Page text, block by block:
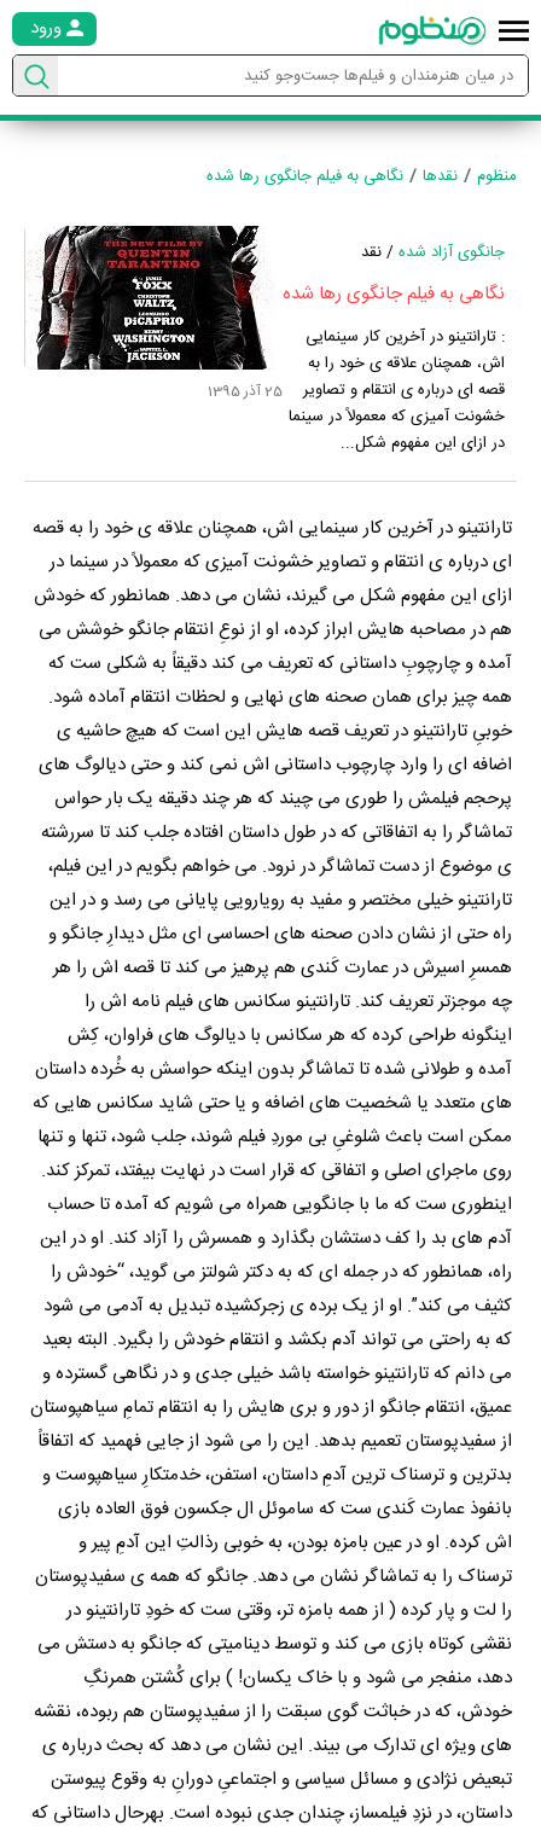
ورود
منظوم نقدها نگاهی به فیلم جانگوی رها شده
جانگوی آزاد شده/ نقد
نگاهی به فیلم جانگوی رها شده
: تارانتینو در آخرین کار سینمایی
اش، همچنان علاقه ی خود را به
قصه ای درباره ی انتقام و تصاویر
خشونت آمیزی که معمولاً در سینما
در ازای این مفهوم شکل...
25 آذر 1395
تارانتینو در آخرین کار سینمایی اش، همچنان علاقه ی خود را به قصه
ای درباره ی انتقام و تصاویر خشونت آمیزی که معمولاً در سینما در
ازای این مفهوم شکل می گیرند، نشان می دهد. همانطور که خودش
هم در مصاحبه هایش ابراز کرده، او از نوعِ انتقام جانگو خوشش می
آمده و چارچوبِ داستانی که تعریف می کند دقیقاً به شکلی ست که
همه چیز برای همان صحنه های نهایی و لحظات انتقام آماده شود.
خوبیِ تارانتینو در تعریف قصه هایش این است که هیچ حاشیه ی
اضافه ای را وارد چارچوب داستانی اش نمی کند و حتی دیالوگ های
پرحجم فیلمش را طوری می چیند که هر چند دقیقه یک بار حواس
تماشاگر را به اتفاقاتی که در طول داستان افتاده جلب کند تا سررشته
ی موضوع از دست تماشاگر در نرود. می خواهم بگویم در این فیلم،
تارانتینو خیلی مختصر و مفید به رویارویی پایانی می رسد و در این
راه حتی از نشان دادن صحنه های احساسی ای مثل دیدارِ جانگو و
همسرِ اسیرش در عمارت کَندی هم پرهیز می کند تا قصه اش را هر
چه موجزتر تعریف کند. تارانتینو سکانس های فیلم نامه اش را
اینگونه طراحی کرده که هر سکانس با دیالوگ های فراوان، کِش
آمده و طولانی شده تا تماشاگر بدون اینکه حواسش به خُرده داستان
های متعدد یا شخصیت های اضافه و یا حتی شاید سکانس هایی که
ممکن است باعث شلوغیِ بی موردِ فیلم شوند، جلب شود، تنها و تنها
روی ماجرای اصلی و اتفاقی که قرار است در نهایت بیفتد، تمرکز کند.
اینطوری ست که ما با جانگویی همراه می شویم که آمده تا حساب
آدم های بد را کف دستشان بگذارد و همسرش را آزاد کند. او در این
راه، همانطور که در جمله ای که به دکتر شولتز می گوید، “خودش را
کثیف می کند”. او از یک برده ی زجرکشیده تبدیل به آدمی می شود
که به راحتی می تواند آدم بکشد و انتقام خودش را بگیرد. البته بعید
می دانم که تارانتینو خواسته باشد خیلی جدی و در نگاهی گسترده و
عمیق، انتقام جانگو از دور و بری هایش را به انتقام تمامِ سیاهپوستان
از سفیدپوستان تعمیم بدهد. این را می شود از جایی فهمید که اتفاقاً
بدترین و ترسناک ترین آدمِ داستان، استفن، خدمتکارِ سیاهپوست و
بانفوذ عمارت کَندی ست که ساموئل ال جکسون فوق العاده بازی
اش کرده. او در عین بامزه بودن، به خوبی رذالتِ این آدمِ پیر و
ترسناک را به تماشاگر نشان می دهد. جانگو که همه ی سفیدپوستان
را لت و پار کرده ( از همه بامزه تر، وقتی ست که خودِ تارانتینو در
نقشی کوتاه بازی می کند و توسط دینامیتی که جانگو به دستش می
دهد، منفجر می شود و با خاک یکسان! ) برای کُشتن همرنگِ
خودش، که در خباثت گوی سبقت را از سفیدپوستان هم ربوده، نقشه
های ویژه ای تدارک می بیند. این نشان می دهد که بحث درباره ی
تبعیض نژادی و مسائل سیاسی و اجتماعیِ دورانِ به وقوع پیوستن
داستان، در نزدِ فیلمساز، چندان جدی نبوده است. بهرحال داستانی که